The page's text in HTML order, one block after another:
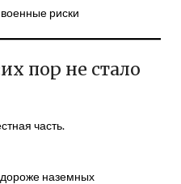
риски
пор не стало
часть.
наземных